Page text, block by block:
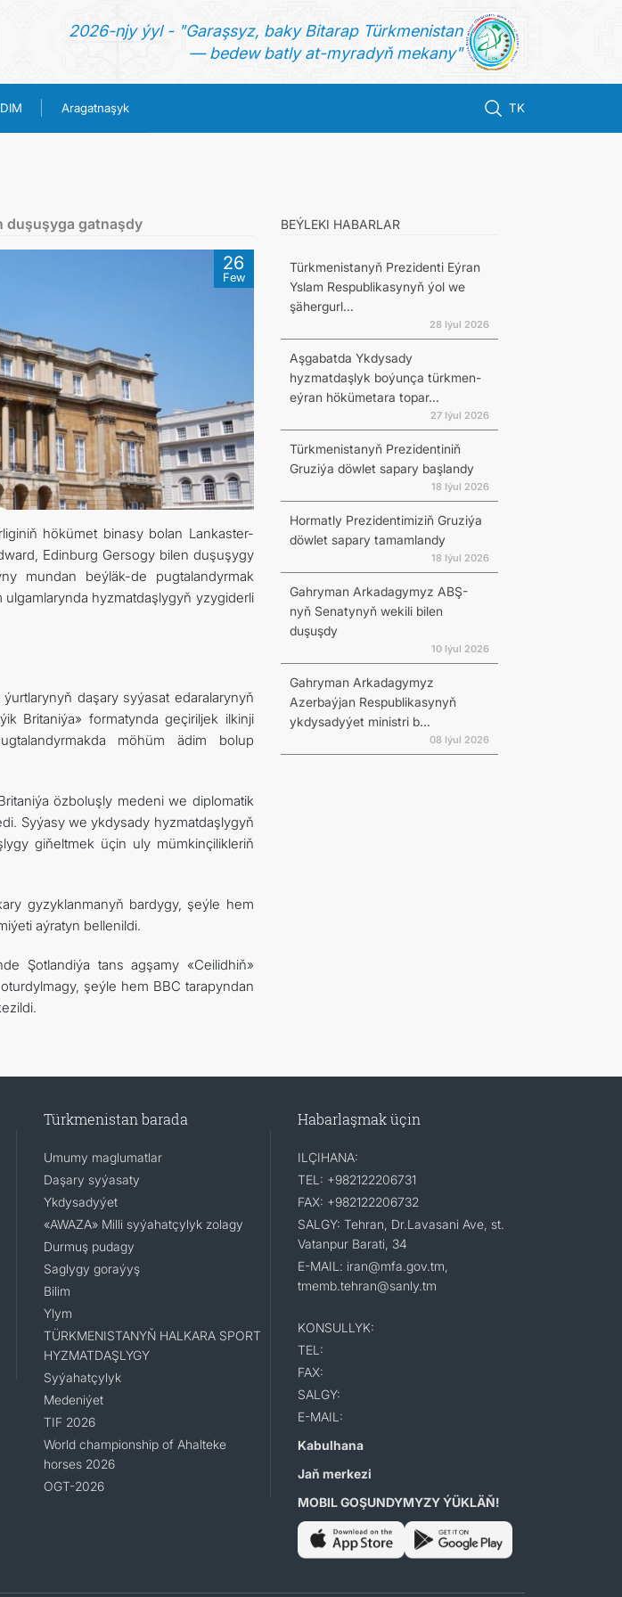
2026-njy ýyl - "Garaşsyz, baky Bitarap Türkmenistan
— bedew batly at-myradyň mekany"
DIM Aragatnaşyk TK
DIM
duşuşyga gatnaşdy
26
Few
hökümet binasy bolan Lankaster-
Edinburg Gersogy bilen duşuşygy
mundan beýläk-de pugtalandyrmak
hyzmatdaşlygyň yzygiderli
daşary syýasat edaralarynyň
Britaniýa» formatynda geçiriljek ilkinji
möhüm ädim bolup
özboluşly medeni we diplomatik
Syýasy we ykdysady hyzmatdaşlygyň
giňeltmek üçin uly mümkinçilikleriň
gyzyklanmanyň bardygy, şeýle hem
aýratyn bellenildi.
Şotlandiýa tans agşamy «Ceilidhiň»
şeýle hem BBC tarapyndan
BEÝLEKI HABARLAR
Türkmenistanyň Prezidenti Eýran
Yslam Respublikasynyň ýol we
şähergurl...
28 Iýul 2026
Aşgabatda Ykdysady
hyzmatdaşlyk boýunça türkmen-
eýran hökümetara topar...
27 Iýul 2026
Türkmenistanyň Prezidentiniň
Gruziýa döwlet sapary başlandy
18 Iýul 2026
Hormatly Prezidentimiziň Gruziýa
döwlet sapary tamamlandy
18 Iýul 2026
Gahryman Arkadagymyz ABŞ-
nyň Senatynyň wekili bilen
duşuşdy
10 Iýul 2026
Gahryman Arkadagymyz
Azerbaýjan Respublikasynyň
ykdysadyýet ministri b...
08 Iýul 2026
Türkmenistan barada
Umumy maglumatlar
Daşary syýasaty
Ykdysadyýet
«AWAZA» Milli syýahatçylyk zolagy
Durmuş pudagy
Saglygy goraýyş
Bilim
Ylym
TÜRKMENISTANYŇ HALKARA SPORT
HYZMATDAŞLYGY
Syýahatçylyk
Medeniýet
TIF 2026
World championship of Ahalteke
horses 2026
OGT-2026
Habarlaşmak üçin
ILÇIHANA:
TEL: +982122206731
FAX: +982122206732
SALGY: Tehran, Dr.Lavasani Ave, st.
Vatanpur Barati, 34
E-MAIL: iran@mfa.gov.tm,
tmemb.tehran@sanly.tm
KONSULLYK:
TEL:
FAX:
SALGY:
E-MAIL:
Kabulhana
Jaň merkezi
MOBIL GOŞUNDYMYZY ÝÜKLÄŇ!